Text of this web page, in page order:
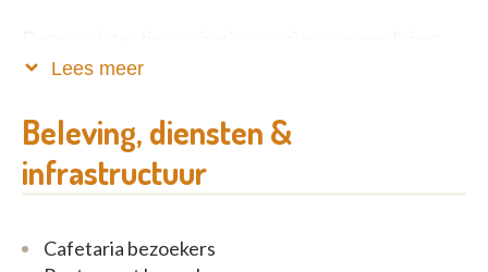
met open keuken, een slaapkamer en badkamer met
gemaakt worden van de gezellige bistro en op
zomerse dagen kan men genieten in de groene
binnentuin met zonnig terras.
Lees meer
Beleving, diensten &
infrastructuur
Cafetaria bezoekers